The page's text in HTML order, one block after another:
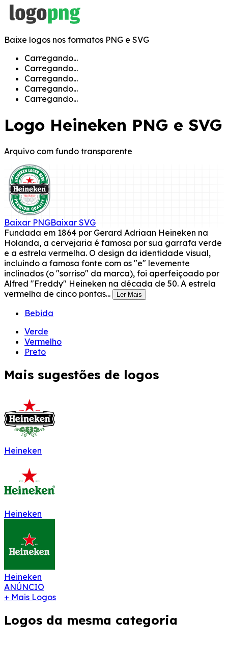
Baixe logos nos formatos PNG e SVG
Carregando...
Carregando...
Carregando...
Carregando...
Carregando...
Logo Heineken PNG e SVG
Arquivo com fundo transparente
Baixar PNGBaixar SVG
Fundada em 1864 por Gerard Adriaan Heineken na
Holanda, a cervejaria é famosa por sua garrafa verde
e a estrela vermelha. O design da identidade visual,
incluindo a famosa fonte com os "e" levemente
inclinados (o "sorriso" da marca), foi aperfeiçoado por
Alfred "Freddy" Heineken na década de 50. A estrela
vermelha de cinco pontas...
Ler Mais
Bebida
Verde
Vermelho
Preto
Mais sugestões de logos
Heineken
Heineken
Heineken
ANÚNCIO
+ Mais Logos
Logos da mesma categoria